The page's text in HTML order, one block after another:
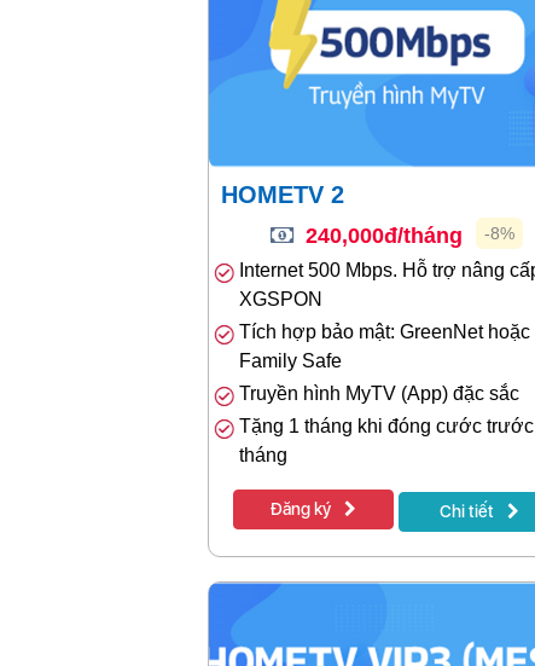
HOMETV 2
240,000đ/tháng -8%
Internet 500 Mbps. Hỗ trợ nâng
XGSPON
Tích hợp bảo mật: GreenNet hoặc
Family Safe
Truyền hình MyTV (App) đặc sắc
Tặng 1 tháng khi đóng cước
tháng
Đăng ký Chi tiết